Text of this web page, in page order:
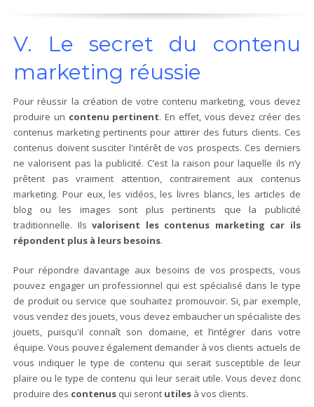
V. Le secret du contenu
marketing réussie
Pour réussir la création de votre contenu marketing, vous devez
produire un contenu pertinent. En effet, vous devez créer des
contenus marketing pertinents pour attirer des futurs clients. Ces
contenus doivent susciter l'intérêt de vos prospects. Ces derniers
ne valorisent pas la publicité. C’est la raison pour laquelle ils n’y
prêtent pas vraiment attention, contrairement aux contenus
marketing. Pour eux, les vidéos, les livres blancs, les articles de
blog ou les images sont plus pertinents que la publicité
traditionnelle. Ilsvalorisent les contenus marketing car ils
répondent plus à leurs besoins.
Pour répondre davantage aux besoins de vos prospects, vous
pouvez engager un professionnel qui est spécialisé dans le type
de produit ou service que souhaitez promouvoir. Si, par exemple,
vous vendez des jouets, vous devez embaucher un spécialiste des
jouets, puisqu'il connaît son domaine, et l’intégrer dans votre
équipe. Vous pouvez également demander à vos clients actuels de
vous indiquer le type de contenu qui serait susceptible de leur
plaire ou le type de contenu qui leur serait utile. Vous devez donc
produire des contenus qui seront utiles à vos clients.